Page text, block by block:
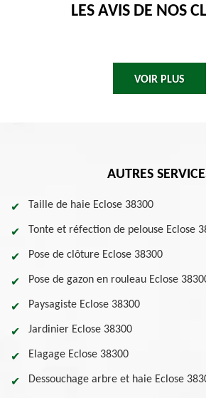
LES AVIS DE NOS
VOIR PLUS
AUTRES
Taille de haie Eclose 38300
Tonte et réfection de pelouse Eclose
Pose de clôture Eclose 38300
Pose de gazon en rouleau Eclose
Paysagiste Eclose 38300
Jardinier Eclose 38300
Elagage Eclose 38300
Dessouchage arbre et haie Eclose